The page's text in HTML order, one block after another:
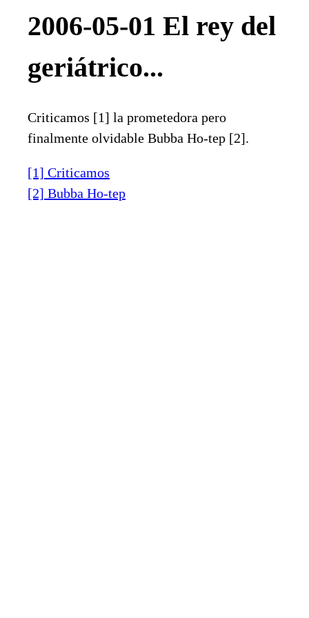
2006-05-01 El rey del
geriátrico...
Criticamos [1] la prometedora pero
finalmente olvidable Bubba Ho-tep [2].
[1] Criticamos
[2] Bubba Ho-tep